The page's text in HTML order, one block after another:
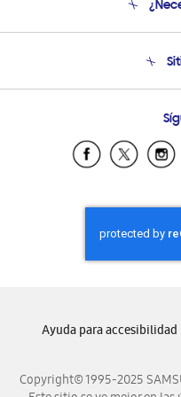
Copyright© 1995-2025
Ayuda para accesibilidad